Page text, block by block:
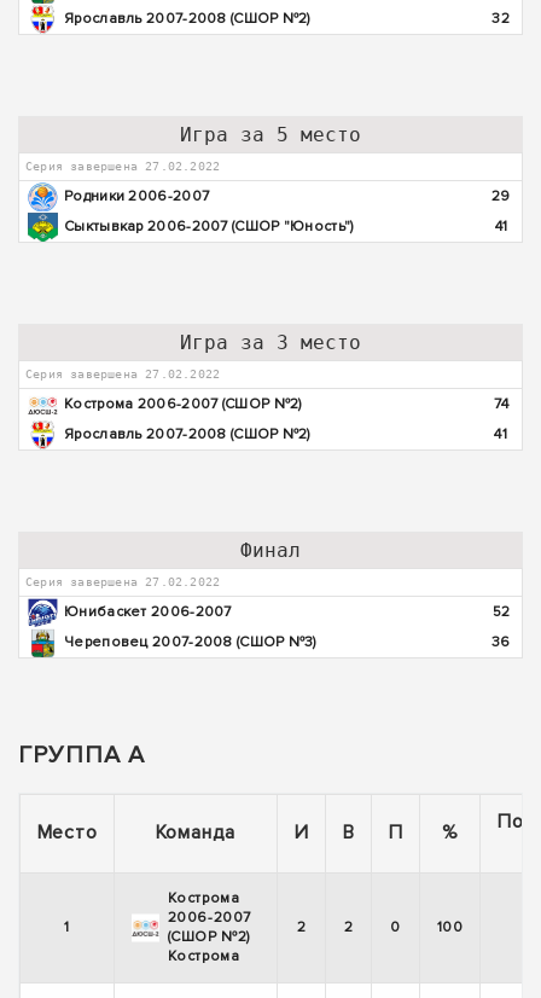
Ярославль 2007-2008 (СШОР №2)
32
Игра за 5 место
Серия завершена 27.02.2022
Родники 2006-2007
29
Сыктывкар 2006-2007 (СШОР "Юность")
41
Игра за 3 место
Серия завершена 27.02.2022
Кострома 2006-2007 (СШОР №2)
74
Ярославль 2007-2008 (СШОР №2)
41
Финал
Серия завершена 27.02.2022
Юнибаскет 2006-2007
52
Череповец 2007-2008 (СШОР №3)
36
ГРУППА А
Место Команда И В П %
1
Кострома
2006-2007
(СШОР №2)
Кострома
2 2 0 100